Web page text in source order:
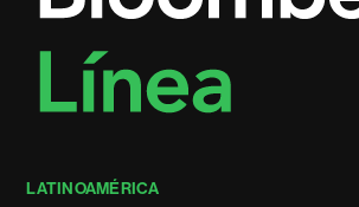
LATINOAMÉRICA